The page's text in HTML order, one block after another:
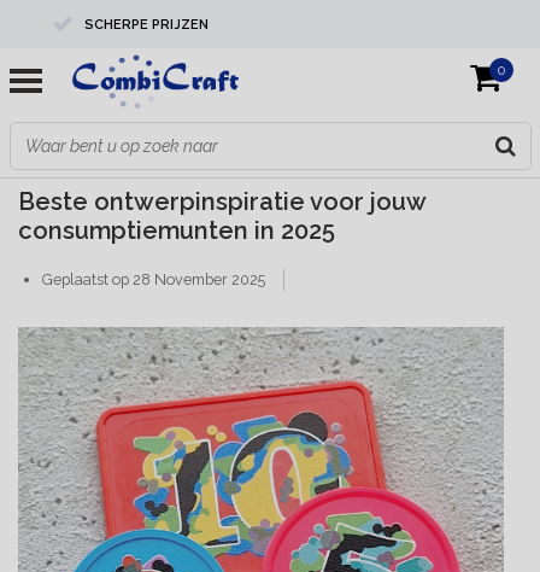
SCHERPE PRIJZEN
PROFESSIONELE KWALITEIT
EXPERTS IN MAATWERK
0
Beste ontwerp­inspiratie voor jouw
consumptiemunten in 2025
Geplaatst op 28 November 2025